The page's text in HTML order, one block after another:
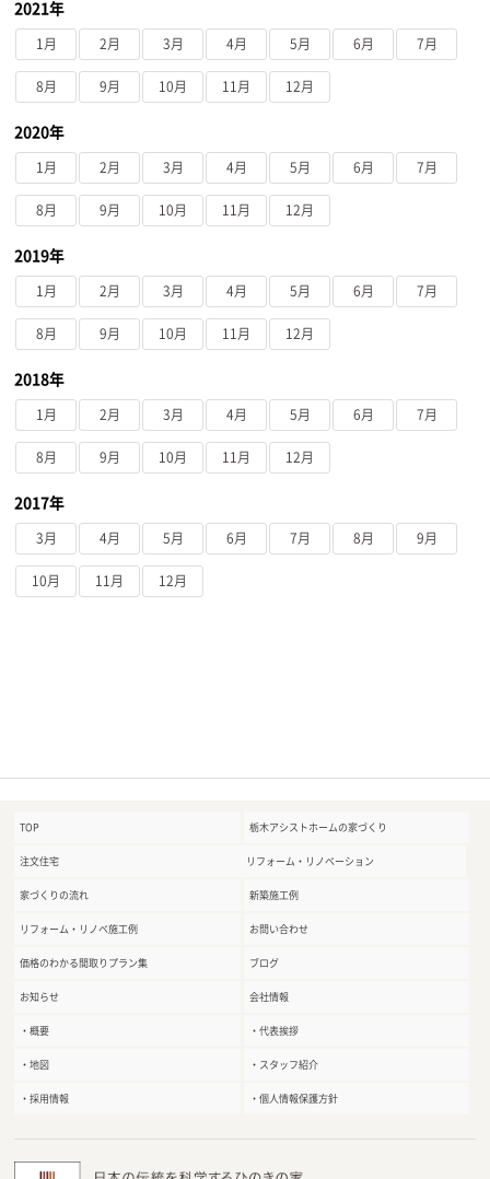
2021年
1月 2月 3月 4月 5月 6月 7月
8月 9月 10月 11月 12月
2020年
1月 2月 3月 4月 5月 6月 7月
8月 9月 10月 11月 12月
2019年
1月 2月 3月 4月 5月 6月 7月
8月 9月 10月 11月 12月
2018年
1月 2月 3月 4月 5月 6月 7月
8月 9月 10月 11月 12月
2017年
3月 4月 5月 6月 7月 8月 9月
10月 11月 12月
TOP 栃木アシストホームの家づくり
注文住宅 リフォーム・リノベーション
家づくりの流れ 新築施工例
リフォーム・リノベ施工例 お問い合わせ
価格のわかる間取りプラン集 ブログ
お知らせ 会社情報
・概要 ・代表挨拶
・地図 ・スタッフ紹介
・採用情報 ・個人情報保護方針